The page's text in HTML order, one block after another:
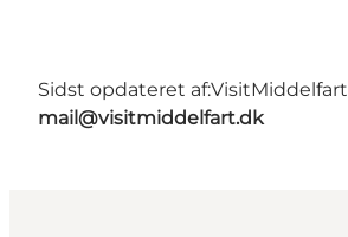
Sidst opdateret af:VisitMiddelfart
mail@visitmiddelfart.dk